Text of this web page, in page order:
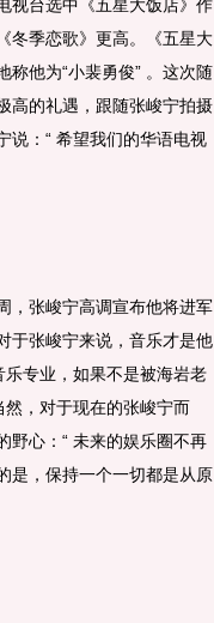
视台选中《五星大饭店》作
冬季恋歌》更高。《五星大
他为“小裴勇俊” 。这次随
高的礼遇，跟随张峻宁拍摄
说：“ 希望我们的华语电视
张峻宁高调宣布他将进军
于张峻宁来说，音乐才是他
专业，如果不是被海岩老
然，对于现在的张峻宁而
野心：“ 未来的娱乐圈不再
是，保持一个一切都是从原